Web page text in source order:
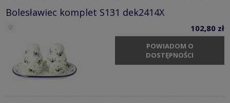
Bolesławiec komplet S131 dek2414X
102,80 zł
POWIADOM O
DOSTĘPNOŚCI